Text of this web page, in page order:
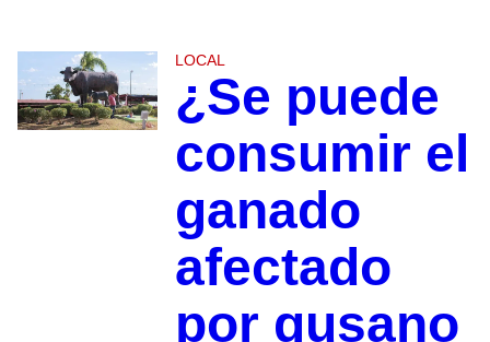
LOCAL
¿Se puede
consumir el
ganado
afectado
por gusano